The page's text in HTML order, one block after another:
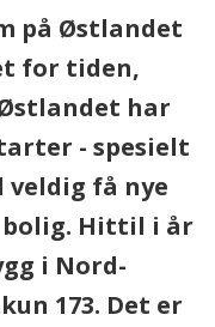
på Østlandet
for tiden,
har
- spesielt
veldig få nye
Hittil i år
i Nord-
173. Det er